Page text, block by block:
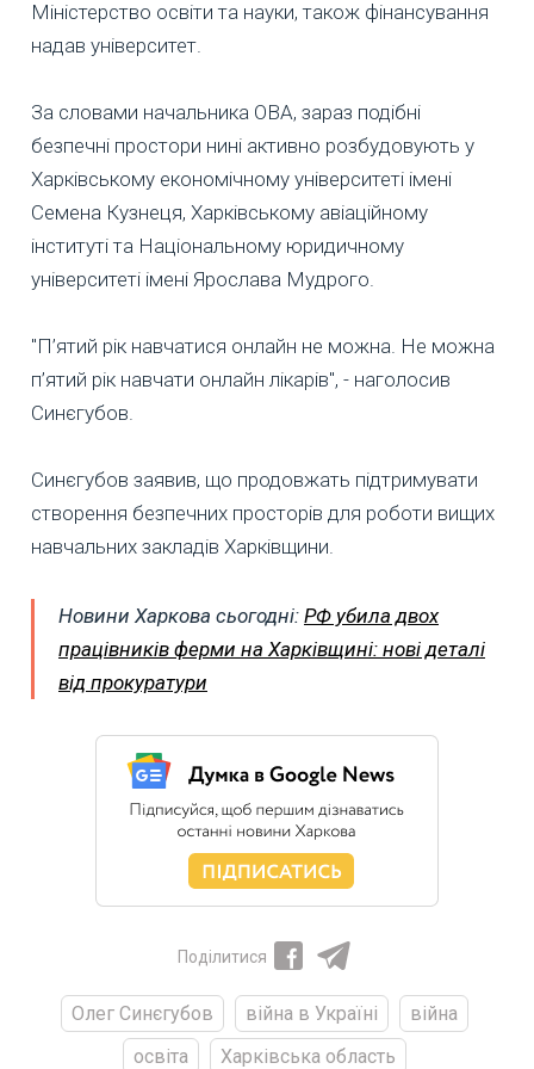
Міністерство освіти та науки, також фінансування
надав університет.
За словами начальника ОВА, зараз подібні
безпечні простори нині активно розбудовують у
Харківському економічному університеті імені
Семена Кузнеця, Харківському авіаційному
інституті та Національному юридичному
університеті імені Ярослава Мудрого.
"П’ятий рік навчатися онлайн не можна. Не можна
п’ятий рік навчати онлайн лікарів", - наголосив
Синєгубов.
Синєгубов заявив, що продовжать підтримувати
створення безпечних просторів для роботи вищих
навчальних закладів Харківщини.
Новини Харкова сьогодні: РФ убила двох
працівників ферми на Харківщині: нові деталі
від прокуратури
Поділитися
Олег Синєгубов війна в Україні
війна
освіта
Харківська область